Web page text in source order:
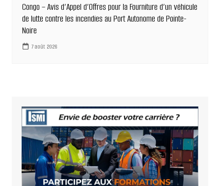
Congo – Avis d’Appel d’Offres pour la Fourniture d’un véhicule
de lutte contre les incendies au Port Autonome de Pointe-
Noire
7 août 2026